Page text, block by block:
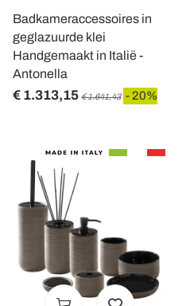
Badkameraccessoires in
geglazuurde klei
Handgemaakt in Italië -
Antonella
€ 1.313,15 € 1.641,43 - 20%